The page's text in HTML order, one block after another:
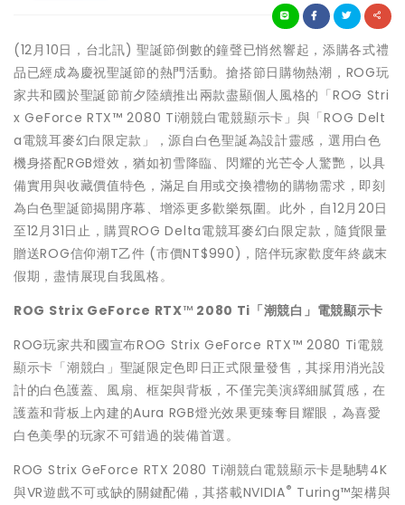
(12月10日，台北訊) 聖誕節倒數的鐘聲已悄然響起，添購各式禮
品已經成為慶祝聖誕節的熱門活動。搶搭節日購物熱潮，ROG玩
家共和國於聖誕節前夕陸續推出兩款盡顯個人風格的「ROG Stri
x GeForce RTX™ 2080 Ti潮競白電競顯示卡」與「ROG Delt
a電競耳麥幻白限定款」，源自白色聖誕為設計靈感，選用白色
機身搭配RGB燈效，猶如初雪降臨、閃耀的光芒令人驚艷，以具
備實用與收藏價值特色，滿足自用或交換禮物的購物需求，即刻
為白色聖誕節揭開序幕、增添更多歡樂氛圍。此外，自12月20日
至12月31日止，購買ROG Delta電競耳麥幻白限定款，隨貨限量
贈送ROG信仰潮T乙件 (市價NT$990)，陪伴玩家歡度年終歲末
假期，盡情展現自我風格。
ROG Strix GeForce RTX™ 2080 Ti「潮競白」電競顯示卡
ROG玩家共和國宣布ROG Strix GeForce RTX™ 2080 Ti電競
顯示卡「潮競白」聖誕限定色即日正式限量發售，其採用消光設
計的白色護蓋、風扇、框架與背板，不僅完美演繹細膩質感，在
護蓋和背板上內建的Aura RGB燈光效果更臻奪目耀眼，為喜愛
白色美學的玩家不可錯過的裝備首選。
ROG Strix GeForce RTX 2080 Ti潮競白電競顯示卡是馳騁4K
與VR遊戲不可或缺的關鍵配備，其搭載NVIDIA® Turing™架構與